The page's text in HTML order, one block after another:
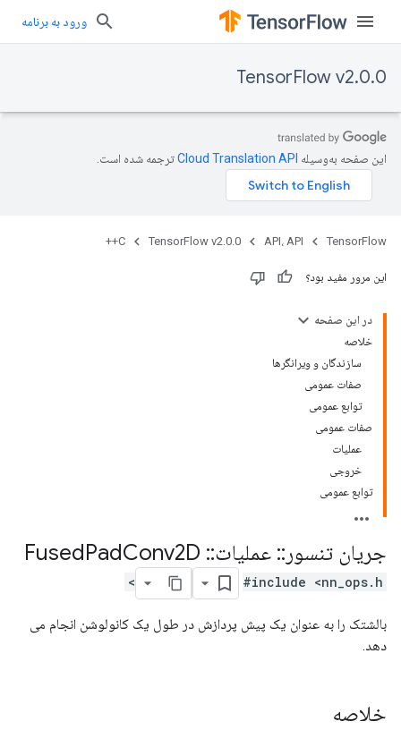
ورود به برنامه
TensorFlow v2.0.0
این صفحه به‌وسیله ترجمه شده است.
TensorFlow API، API TensorFlow v2.0.0
C++
این مرور مفید بود؟
در این صفحه
خلاصه
سازندگان و ویرانگرها
صفات عمومی
توابع عمومی
صفات عمومی
عملیات
خروجی
توابع عمومی
جریان تنسور :: عملیات::
PadConv2D
#include <nn_ops.h>
بالشتک را به عنوان یک پیش پردازش در طول یک کانولوشن انجام می
دهد.
خلاصه